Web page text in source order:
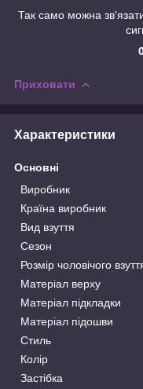
Так само можна
Приховати
Характеристики
Основні
Виробник
Країна виробник
Вид взуття
Сезон
Розмір чоловічого
Матеріал верху
Матеріал підкладки
Матеріал підошви
Стиль
Колір
Застібка